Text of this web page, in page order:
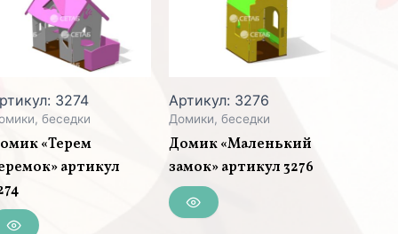
3274
беседки
«Терем
артикул
Артикул: 3276
Домики, беседки
Домик «Маленький
замок» артикул 3276